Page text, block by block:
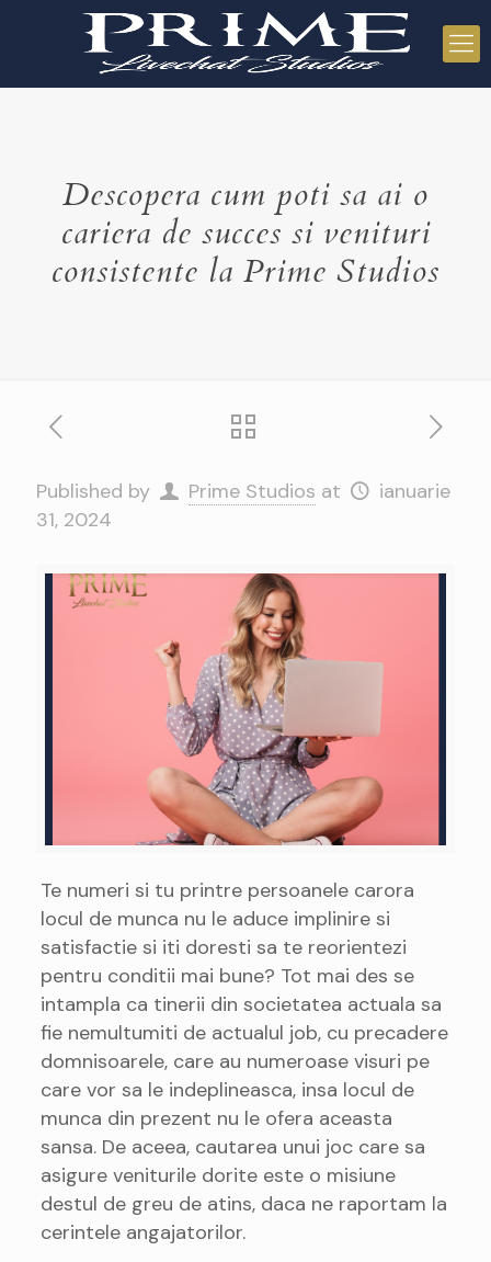
Descopera cum poti sa ai o
cariera de succes si venituri
consistente la Prime Studios
Published by Prime Studios at
ianuarie
31, 2024
Te numeri si tu printre persoanele carora
locul de munca nu le aduce implinire si
satisfactie si iti doresti sa te reorientezi
pentru conditii mai bune? Tot mai des se
intampla ca tinerii din societatea actuala sa
fie nemultumiti de actualul job, cu precadere
domnisoarele, care au numeroase visuri pe
care vor sa le indeplineasca, insa locul de
munca din prezent nu le ofera aceasta
sansa. De aceea, cautarea unui joc care sa
asigure veniturile dorite este o misiune
destul de greu de atins, daca ne raportam la
cerintele angajatorilor.